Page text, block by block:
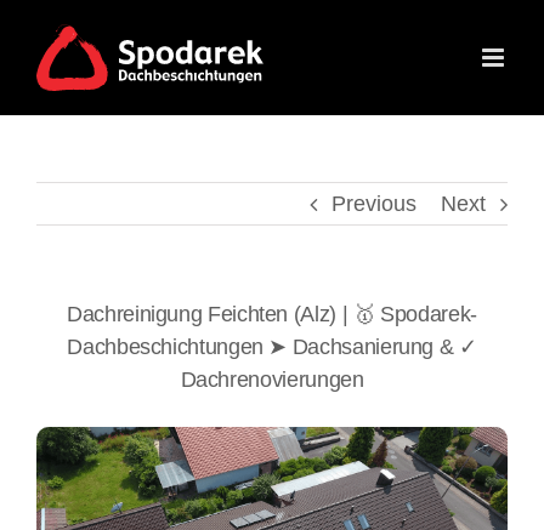
content
Previous Next
Dachreinigung Feichten (Alz) | 🥇 Spodarek-
Dachbeschichtungen ➤ Dachsanierung & ✓
Dachrenovierungen